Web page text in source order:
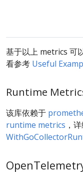
基于以上 metrics 可
看参考 Useful
Runtime
该库依赖于
runtime metrics ，